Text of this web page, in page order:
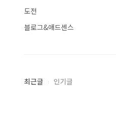
도전
블로그&애드센스
최근글 인기글